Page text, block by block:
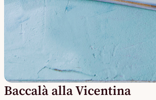
Baccalà alla Vicentina